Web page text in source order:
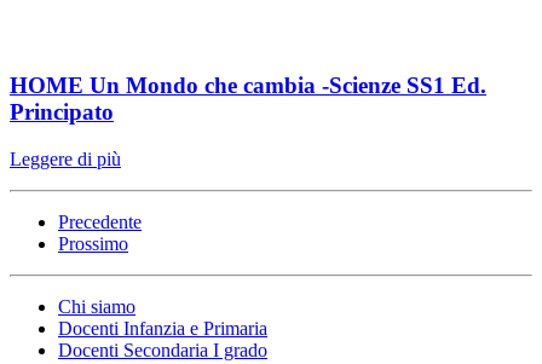
HOME Un Mondo che cambia -Scienze SS1 Ed.
Principato
Leggere di più
Precedente
Prossimo
Chi siamo
Docenti Infanzia e Primaria
Docenti Secondaria I grado